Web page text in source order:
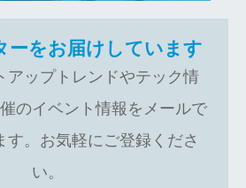
ーをお届けしています
アップトレンドやテック情
のイベント情報をメールで
す。お気軽にご登録くださ
い。